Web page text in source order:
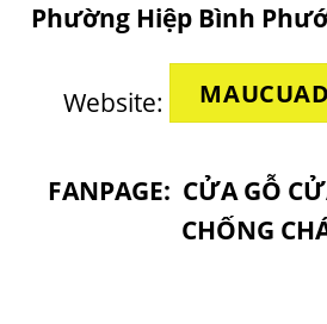
Phường Hiệp Bình
Website:
FANPAGE: CỬA GỖ
CHỐNG